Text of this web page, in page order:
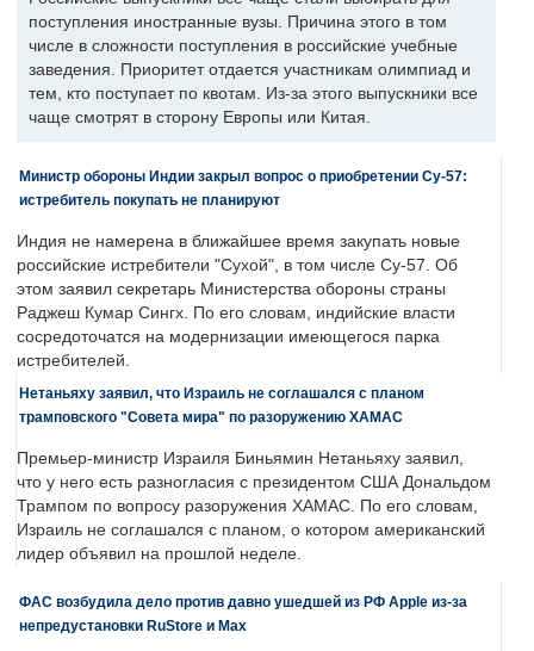
поступления иностранные вузы. Причина этого в том
числе в сложности поступления в российские учебные
заведения. Приоритет отдается участникам олимпиад и
тем, кто поступает по квотам. Из-за этого выпускники все
чаще смотрят в сторону Европы или Китая.
Министр обороны Индии закрыл вопрос о приобретении Су-57:
истребитель покупать не планируют
Индия не намерена в ближайшее время закупать новые
российские истребители "Сухой", в том числе Су-57. Об
этом заявил секретарь Министерства обороны страны
Раджеш Кумар Сингх. По его словам, индийские власти
сосредоточатся на модернизации имеющегося парка
истребителей.
Нетаньяху заявил, что Израиль не соглашался с планом
трамповского "Совета мира" по разоружению ХАМАС
Премьер-министр Израиля Биньямин Нетаньяху заявил,
что у него есть разногласия с президентом США Дональдом
Трампом по вопросу разоружения ХАМАС. По его словам,
Израиль не соглашался с планом, о котором американский
лидер объявил на прошлой неделе.
ФАС возбудила дело против давно ушедшей из РФ Apple из-за
непредустановки RuStore и Max